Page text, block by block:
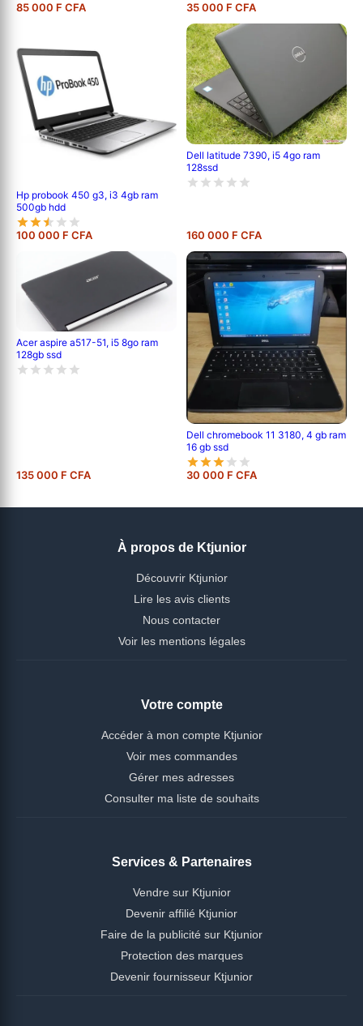
85 000 F CFA 35 000 F CFA
Hp probook 450 g3, i3 4gb ram
500gb hdd
100 000 F CFA
Dell latitude 7390, i5 4go ram
128ssd
160 000 F CFA
Acer aspire a517-51, i5 8go ram
128gb ssd
135 000 F CFA
Dell chromebook 11 3180, 4 gb ram
16 gb ssd
30 000 F CFA
À propos de Ktjunior
Découvrir Ktjunior
Lire les avis clients
Nous contacter
Voir les mentions légales
Votre compte
Accéder à mon compte Ktjunior
Voir mes commandes
Gérer mes adresses
Consulter ma liste de souhaits
Services & Partenaires
Vendre sur Ktjunior
Devenir affilié Ktjunior
Faire de la publicité sur Ktjunior
Protection des marques
Devenir fournisseur Ktjunior